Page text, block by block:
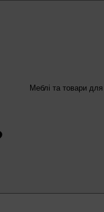
Меблі та товари для